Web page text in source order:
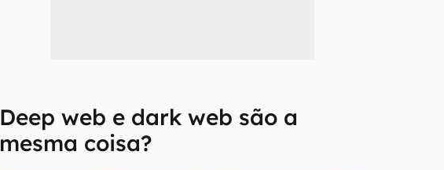
Deep web e dark web são a
mesma coisa?